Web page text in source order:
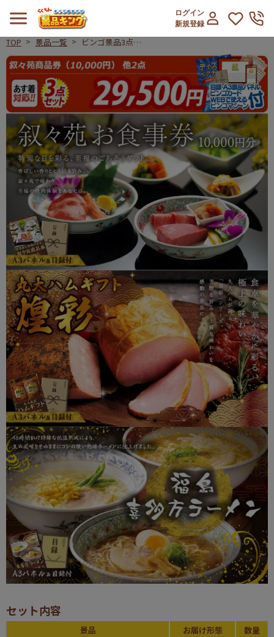
ログイン
新規登録
TOP 景品一覧
ビンゴ景品3点セ
ット【叙々苑商品
券(10,000円)/丸大
食品 煌彩ハムギ
フト 他】A3パネ
ル・目録付き<送
料無料>
ビンゴ景品3点セット【叙々苑商
セット内容
景品 お届け形態 数量